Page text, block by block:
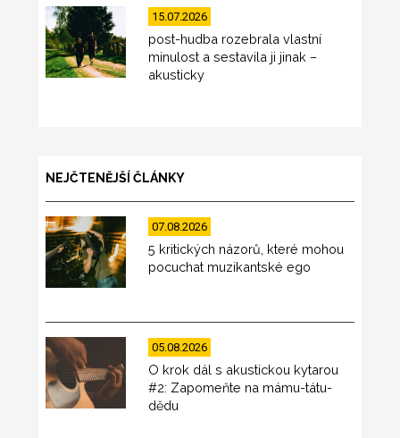
15.07.2026
post-hudba rozebrala vlastní
minulost a sestavila ji jinak –
akusticky
NEJČTENĚJŠÍ ČLÁNKY
07.08.2026
5 kritických názorů, které mohou
pocuchat muzikantské ego
05.08.2026
O krok dál s akustickou kytarou
#2: Zapomeňte na mámu-tátu-
dědu